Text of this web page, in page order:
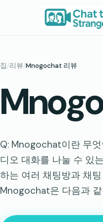
바
가
집/리뷰/Mnogochat 리뷰
Q: Mnogochat이란 무
디오 대화를 나눌 수 있
하는 여러 채팅방과 채
Mnogochat은 다음과